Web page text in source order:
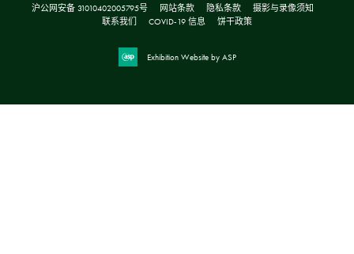
沪公网安备 31010402005795号 网站条款 隐私条款
摄影与录像须知
联系我们
COVID-19 信息 饼干政策
Exhibition Website by ASP